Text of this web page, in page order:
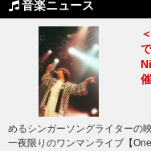
音楽ニュース
催
めるシンガーソングライターの
一夜限りのワンマンライブ【